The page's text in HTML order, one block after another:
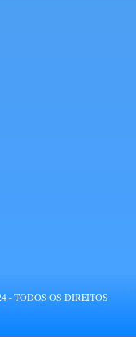
- TODOS OS DIREITOS